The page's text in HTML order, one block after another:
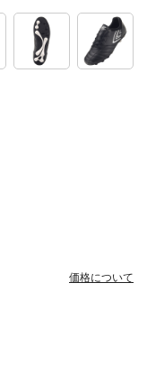
価格について